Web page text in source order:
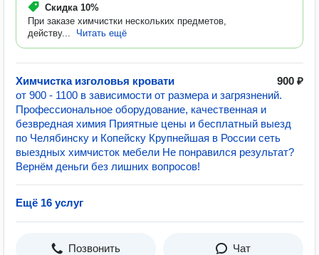
Скидка 10%
При заказе химчистки нескольких предметов,
действу...
Читать ещё
Химчистка изголовья кровати
900 ₽
от 900 - 1100 в зависимости от размера и загрязнений.
Профессиональное оборудование, качественная и
безвредная химия Приятные цены и бесплатный выезд
по Челябинску и Копейску Крупнейшая в России сеть
выездных химчисток мебели Не понравился результат?
Вернём деньги без лишних вопросов!
Ещё 16 услуг
Позвонить Чат